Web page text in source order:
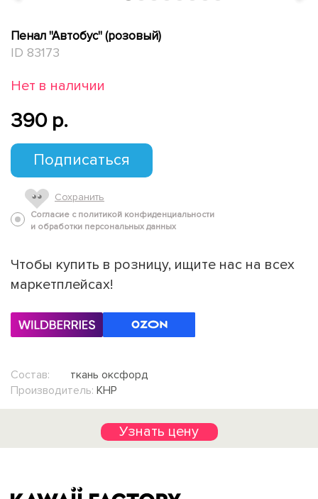
Пенал "Автобус" (розовый)
ID 83173
Нет в наличии
390 p.
Подписаться
Сохранить
Согласие с политикой конфиденциальности
и обработки персональных данных
Чтобы купить в розницу, ищите нас на всех
маркетплейсах!
Состав:
ткань оксфорд
Производитель: КНР
Узнать цену